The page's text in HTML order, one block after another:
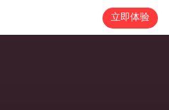
立即体验